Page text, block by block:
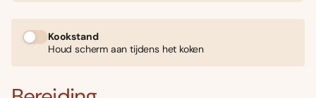
Kookstand
Houd scherm aan tijdens het koken